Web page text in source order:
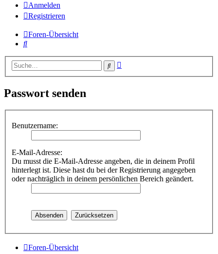
Anmelden
Registrieren
Foren-Übersicht
Suche
Suche
Passwort senden
Benutzername:
E-Mail-Adresse:
Du musst die E-Mail-Adresse angeben, die in deinem Profil
hinterlegt ist. Diese hast du bei der Registrierung angegeben
oder nachträglich in deinem persönlichen Bereich geändert.
Foren-Übersicht